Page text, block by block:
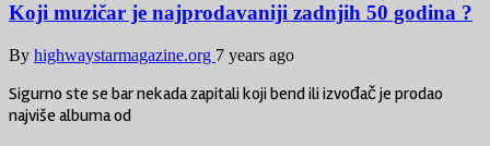
Koji muzičar je najprodavaniji zadnjih 50 godina ?
By highwaystarmagazine.org 7 years ago
Sigurno ste se bar nekada zapitali koji bend ili izvođač je prodao
najviše albuma od